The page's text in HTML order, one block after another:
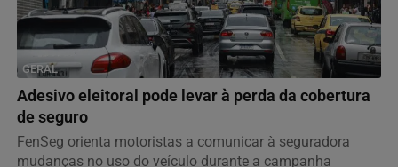
GERAL
Adesivo eleitoral pode levar à perda da cobertura
de seguro
FenSeg orienta motoristas a comunicar à seguradora
mudanças no uso do veículo durante a campanha